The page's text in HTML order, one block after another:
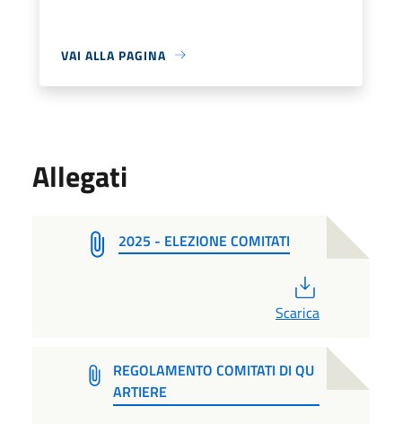
VAI ALLA PAGINA
Allegati
2025 - ELEZIONE COMITATI
Scarica
REGOLAMENTO COMITATI DI QU
ARTIERE